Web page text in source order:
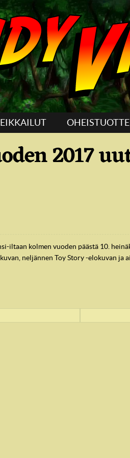
2017
iltaan kolmen vuoden päästä 10.
neljännen Toy Story -elokuvan